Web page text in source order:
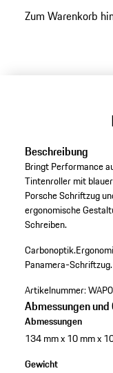
Zum Warenkorb
Beschreibung
Bringt Performance
Tintenroller mit
Porsche Schriftzug
ergonomische
Schreiben.
Carbonoptik.
Panamera-Schriftzug.
Artikelnummer:
Abmessungen
Abmessungen
134 mm x 10 mm x
Gewicht